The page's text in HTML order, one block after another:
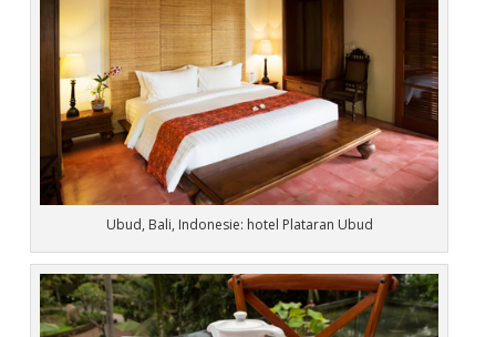
Ubud, Bali, Indonesie: hotel Plataran Ubud